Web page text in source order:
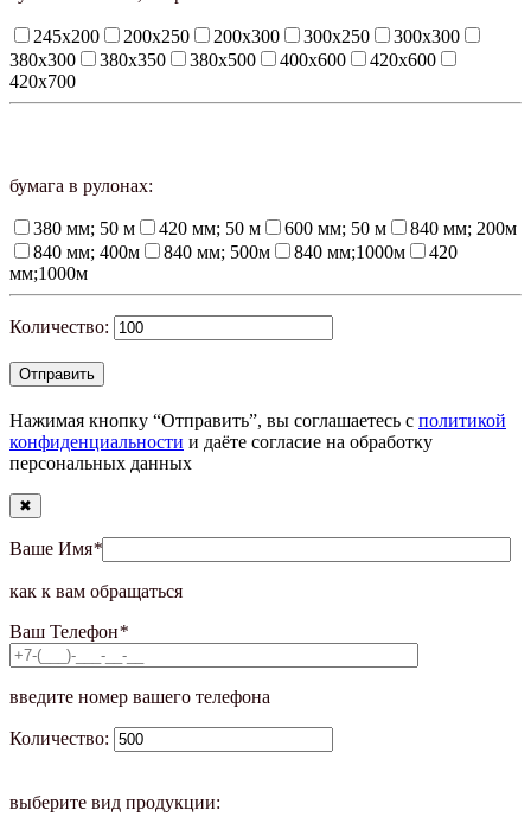
245х200 200х250 200х300 300х250
300х300
380х300
380х350 380х500 400х600
420х600
420х700
бумага в рулонах:
380 мм; 50 м 420 мм; 50 м 600 мм; 50 м
840 мм; 200м
840 мм; 400м
840 мм; 500м 840 мм;1000м
420
мм;1000м
Количество:
Нажимая кнопку “Отправить”, вы соглашаетесь с политикой
конфиденциальности и даёте согласие на обработку
персональных данных
✖
Ваше Имя*
как к вам обращаться
Ваш Телефон*
введите номер вашего телефона
Количество:
выберите вид продукции: